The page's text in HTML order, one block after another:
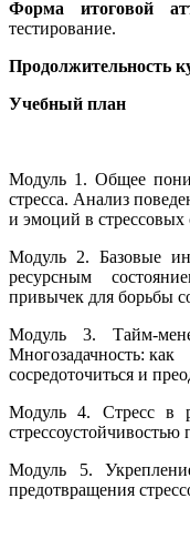
Форма итоговой
тестирование.
Продолжительность
Учебный план
Модуль 1. Общее
стресса. Анализ
и эмоций в стрессовых
Модуль 2. Базовые
ресурсным
привычек для борьбы
Модуль 3. Тайм-
Многозадачность: как
сосредоточиться и
Модуль 4. Стресс в
Модуль 5.
предотвращения